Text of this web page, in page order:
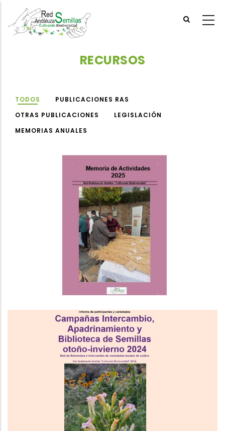
main
RECURSOS
TODOS
PUBLICACIONES RAS
OTRAS PUBLICACIONES
LEGISLACIÓN
MEMORIAS ANUALES